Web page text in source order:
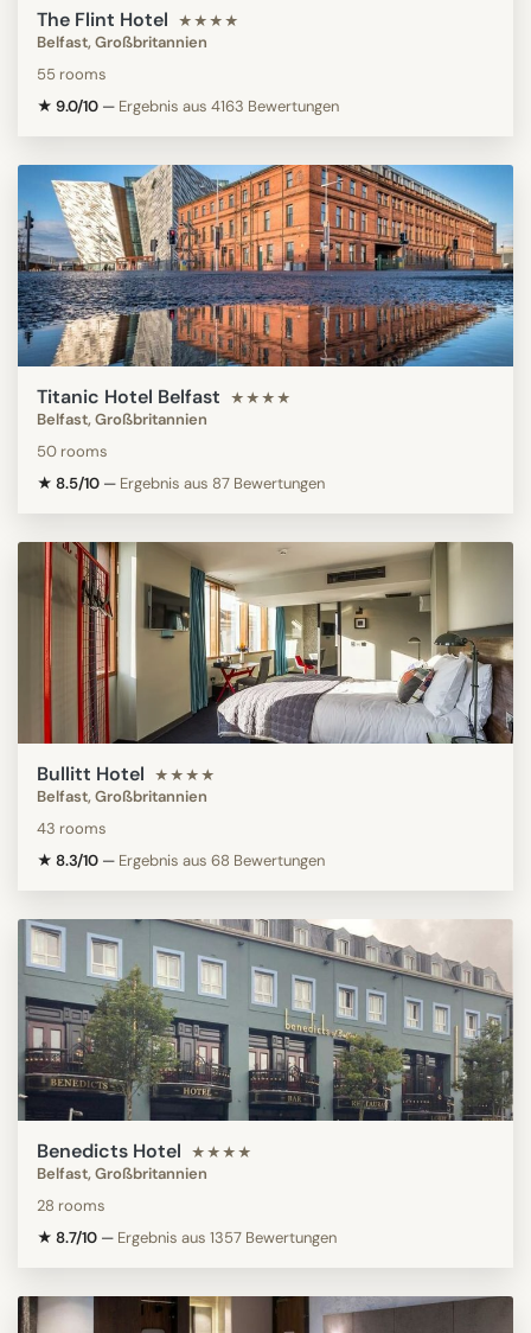
The Flint Hotel ★★★★
Belfast, Großbritannien
55 rooms
★ 9.0/10 — Ergebnis aus 4163 Bewertungen
Titanic Hotel Belfast ★★★★
Belfast, Großbritannien
50 rooms
★ 8.5/10 — Ergebnis aus 87 Bewertungen
Bullitt Hotel ★★★★
Belfast, Großbritannien
43 rooms
★ 8.3/10 — Ergebnis aus 68 Bewertungen
Benedicts Hotel ★★★★
Belfast, Großbritannien
28 rooms
★ 8.7/10 — Ergebnis aus 1357 Bewertungen